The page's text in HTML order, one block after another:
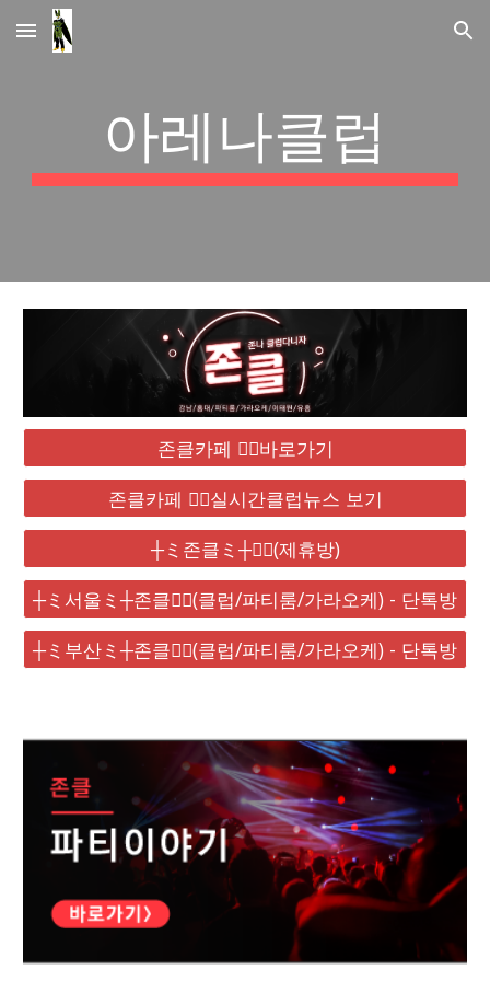
Skip to main content Skip to navigation
아레나클럽
존클카페 ❤️‍🔥바로가기
존클카페 ❤️‍🔥실시간클럽뉴스 보기
┼ミ존클ミ┼❤️‍🔥(제휴방)
┼ミ서울ミ┼존클❤️‍🔥(클럽/파티룸/가라오케) - 단톡방
┼ミ부산ミ┼존클❤️‍🔥(클럽/파티룸/가라오케) - 단톡방